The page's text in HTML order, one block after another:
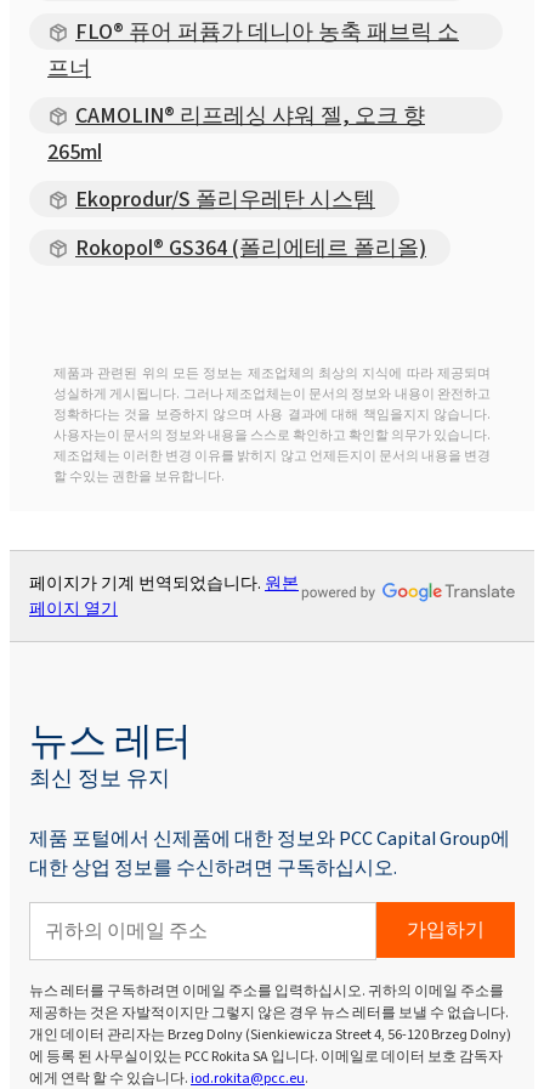
FLO® 퓨어 퍼퓸가 데니아 농축 패브릭 소
프너
CAMOLIN® 리프레싱 샤워 젤, 오크 향
265ml
Ekoprodur/S 폴리우레탄 시스템
Rokopol® GS364 (폴리에테르 폴리올)
제품과 관련된 위의 모든 정보는 제조업체의 최상의 지식에 따라 제공되며
성실하게 게시됩니다. 그러나 제조업체는이 문서의 정보와 내용이 완전하고
정확하다는 것을 보증하지 않으며 사용 결과에 대해 책임을지지 않습니다.
사용자는이 문서의 정보와 내용을 스스로 확인하고 확인할 의무가 있습니다.
제조업체는 이러한 변경 이유를 밝히지 않고 언제든지이 문서의 내용을 변경
할 수있는 권한을 보유합니다.
페이지가 기계 번역되었습니다. 원본
페이지 열기
뉴스 레터
최신 정보 유지
제품 포털에서 신제품에 대한 정보와 PCC Capital Group에
대한 상업 정보를 수신하려면 구독하십시오.
가입하기
뉴스 레터를 구독하려면 이메일 주소를 입력하십시오. 귀하의 이메일 주소를
제공하는 것은 자발적이지만 그렇지 않은 경우 뉴스 레터를 보낼 수 없습니다.
개인 데이터 관리자는 Brzeg Dolny (Sienkiewicza Street 4, 56-120 Brzeg Dolny)
에 등록 된 사무실이있는 PCC Rokita SA 입니다. 이메일로 데이터 보호 감독자
에게 연락 할 수 있습니다.iod.rokita@pcc.eu.